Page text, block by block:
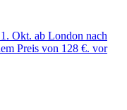
Okt. ab London nach
Preis von 128 €. vor